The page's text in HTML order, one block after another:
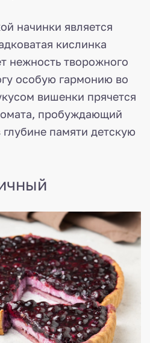
начинки является
кислинка
нежность творожного
особую гармонию во
вишенки прячется
пробуждающий
памяти детскую